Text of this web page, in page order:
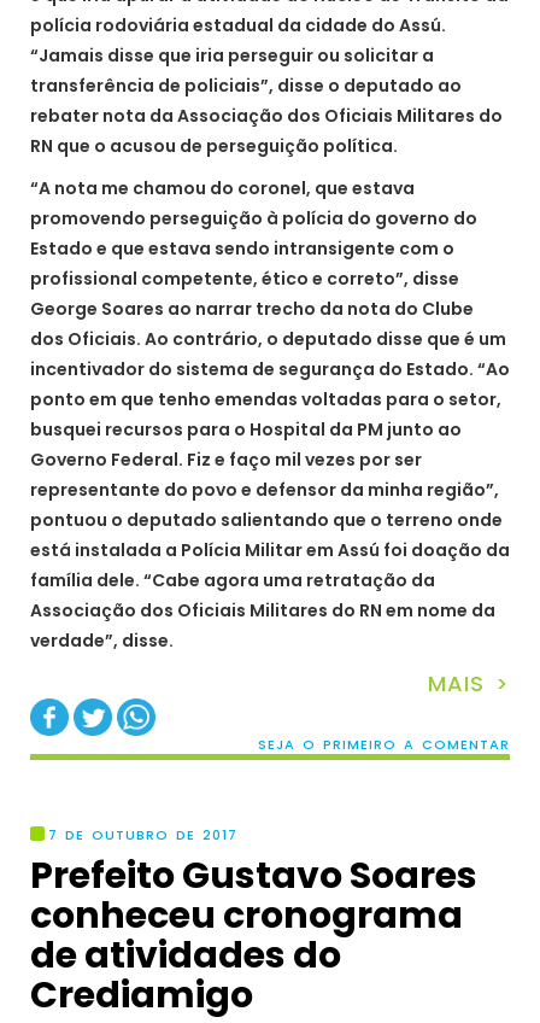
polícia rodoviária estadual da cidade do Assú.
“Jamais disse que iria perseguir ou solicitar a
transferência de policiais”, disse o deputado ao
rebater nota da Associação dos Oficiais Militares do
RN que o acusou de perseguição política.
“A nota me chamou do coronel, que estava
promovendo perseguição à polícia do governo do
Estado e que estava sendo intransigente com o
profissional competente, ético e correto”, disse
George Soares ao narrar trecho da nota do Clube
dos Oficiais. Ao contrário, o deputado disse que é um
incentivador do sistema de segurança do Estado. “Ao
ponto em que tenho emendas voltadas para o setor,
busquei recursos para o Hospital da PM junto ao
Governo Federal. Fiz e faço mil vezes por ser
representante do povo e defensor da minha região”,
pontuou o deputado salientando que o terreno onde
está instalada a Polícia Militar em Assú foi doação da
família dele. “Cabe agora uma retratação da
Associação dos Oficiais Militares do RN em nome da
verdade”, disse.
MAIS >
SEJA O PRIMEIRO A COMENTAR
7 DE OUTUBRO DE 2017
Prefeito Gustavo Soares
conheceu cronograma
de atividades do
Crediamigo